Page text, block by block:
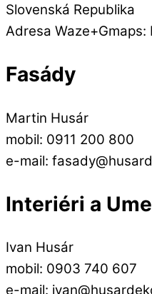
Slovenská Republika
Adresa Waze+Gmaps:
Fasády
Martin Husár
mobil: 0911 200 800
e-mail:
Interiéri a
Ivan Husár
mobil: 0903 740 607
e-mail: